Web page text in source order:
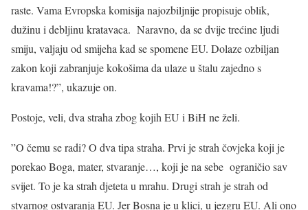
raste. Vama Evropska komisija najozbiljnije propisuje oblik,
dužinu i debljinu kratavaca. Naravno, da se dvije trećine ljudi
smiju, valjaju od smijeha kad se spomene EU. Dolaze ozbiljan
zakon koji zabranjuje kokošima da ulaze u štalu zajedno s
kravama!?”, ukazuje on.
Postoje, veli, dva straha zbog kojih EU i BiH ne želi.
”O čemu se radi? O dva tipa straha. Prvi je strah čovjeka koji je
porekao Boga, mater, stvaranje…, koji je na sebe ograničio sav
svijet. To je ka strah djeteta u mrahu. Drugi strah je strah od
stvarnog ostvaranja EU. Jer Bosna je u klici, u jezgru EU. Ali ono